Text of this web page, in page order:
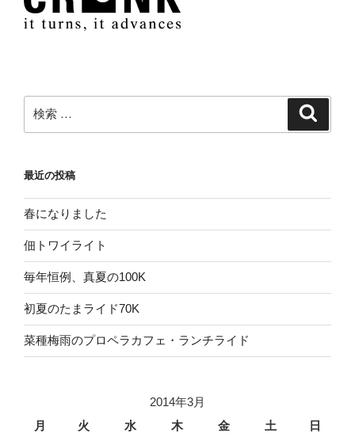
索:
最近の投稿
春になりました
佃トワイライト
毎年恒例、真夏の100K
初夏のたまライド70K
菜種梅雨のプロペラカフェ・ランチライド
2014年3月
月
火 水 木 金 土 日